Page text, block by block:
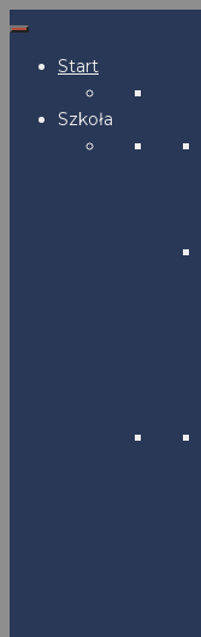
Start
Szkoła